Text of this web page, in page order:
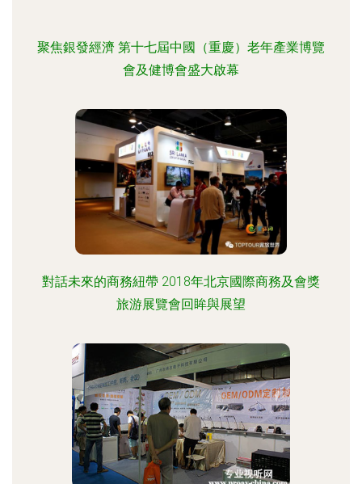
聚焦銀發經濟 第十七屆中國（重慶）老年產業博覽
會及健博會盛大啟幕
對話未來的商務紐帶 2018年北京國際商務及會獎
旅游展覽會回眸與展望